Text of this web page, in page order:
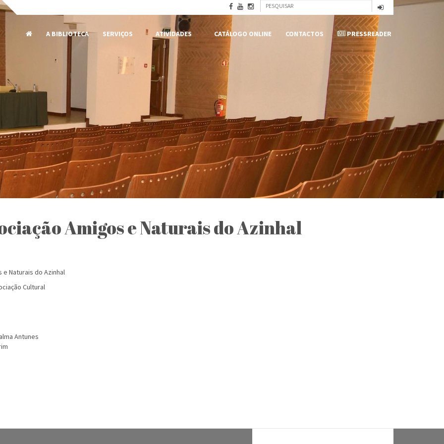
Formulário
pesquisa
Pesquisar
A BIBLIOTECA
SERVIÇOS ATIVIDADES CATÁLOGO ONLINE CONTACTOS PRESSREADER
Amigos e Naturais do Azinhal
e Naturais do Azinhal
Cultural
Antunes